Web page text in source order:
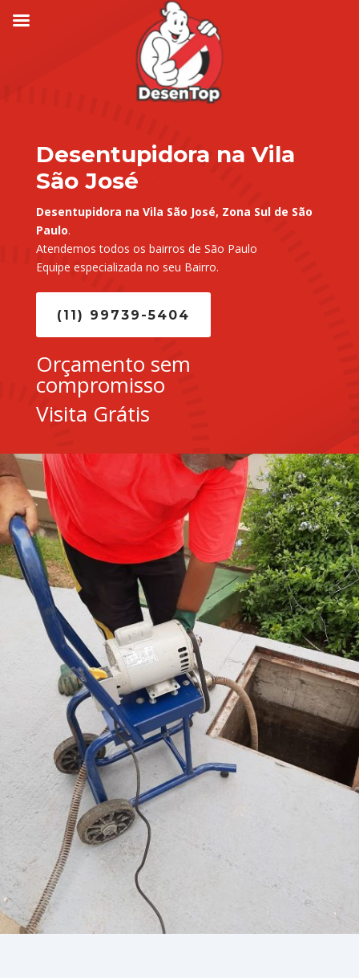
Desentupidora na Vila
São José
Desentupidora na Vila São José, Zona Sul de São
Paulo.
Atendemos todos os bairros de São Paulo
Equipe especializada no seu Bairro.
(11) 99739-5404
Orçamento sem
compromisso
Visita Grátis